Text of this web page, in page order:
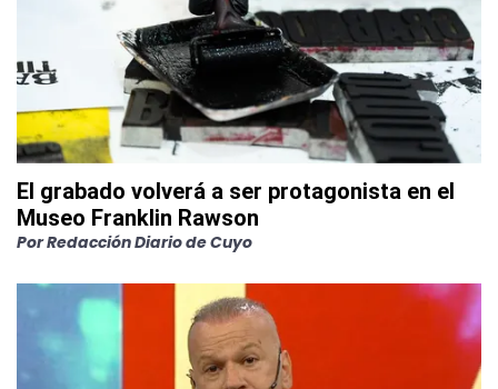
El grabado volverá a ser protagonista en el
Museo Franklin Rawson
PorRedacción Diario de Cuyo